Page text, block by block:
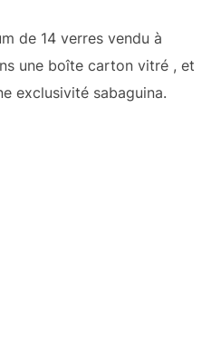
de 14 verres vendu à
une boîte carton vitré , et
exclusivité sabaguina.